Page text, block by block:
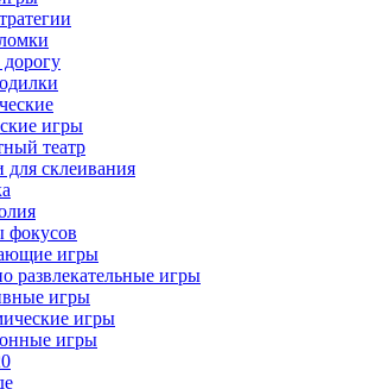
игры
театр
склеивания
фокусов
игры
развлекательные игры
игры
игры
игры